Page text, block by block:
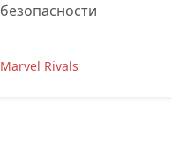
безопасности
Marvel Rivals